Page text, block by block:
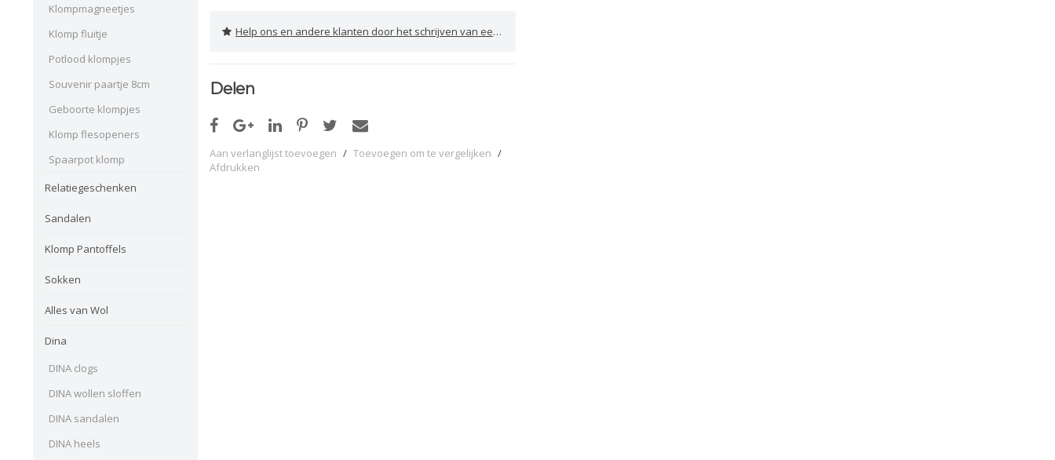
Klompmagneetjes
Klomp fluitje
Potlood klompjes
Souvenir paartje 8cm
Geboorte klompjes
Klomp flesopeners
Spaarpot klomp
Relatiegeschenken
Sandalen
Klomp Pantoffels
Sokken
Alles van Wol
Dina
DINA clogs
DINA wollen sloffen
DINA sandalen
DINA heels
Help ons en andere klanten door het schrijven van een review
Delen
Aan verlanglijst toevoegen / Toevoegen om te vergelijken /
Afdrukken